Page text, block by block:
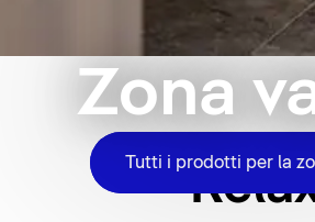
Zona
Tutti i prodotti per la